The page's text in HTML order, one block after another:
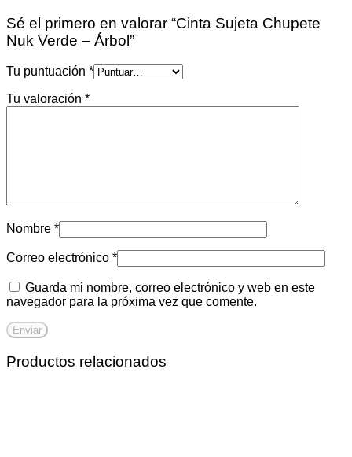
Sé el primero en valorar “Cinta Sujeta Chupete
Nuk Verde – Árbol”
Tu puntuación *
Tu valoración *
Nombre *
Correo electrónico *
Guarda mi nombre, correo electrónico y web en este
navegador para la próxima vez que comente.
Productos relacionados